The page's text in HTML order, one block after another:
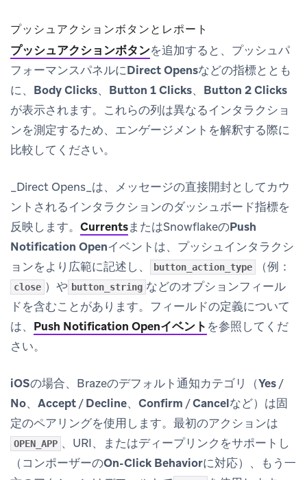
プッシュアクションボタンとレポート
プッシュアクションボタンを追加すると、 プッシュパ
フォーマンスパネルにDirect Opensなどの指標ととも
に、 Body Clicks、 Button 1 Clicks、 Button 2 Clicks
が表示されます。これらの列は異なるインタラクショ
ンを測定するため、エンゲージメントを解釈する際に
比較してください。
_Direct Opens_は、メッセージの直接開封としてカウ
ントされるインタラクションのダッシュボード指標を
反映します。 CurrentsまたはSnowflakeのPush
Notification Openイベントは、プッシュインタラクシ
ョンをより広範に記述し、
button_action_type （例：
close ）や button_string などのオプションフィール
ドを含むことがあります。フィールドの定義について
は、 Push Notification Openイベント を参照してくだ
さい。
iOSの場合、Brazeのデフォルト通知カテゴリ（Yes/
No、 Accept/Decline、 Confirm /Cancelなど）は固
定のペアリングを使用します。最初のアクションは
OPEN_APP 、URI、またはディープリンクをサポートし
（コンポーザーのOn-Click Behaviorに対応）、もう一